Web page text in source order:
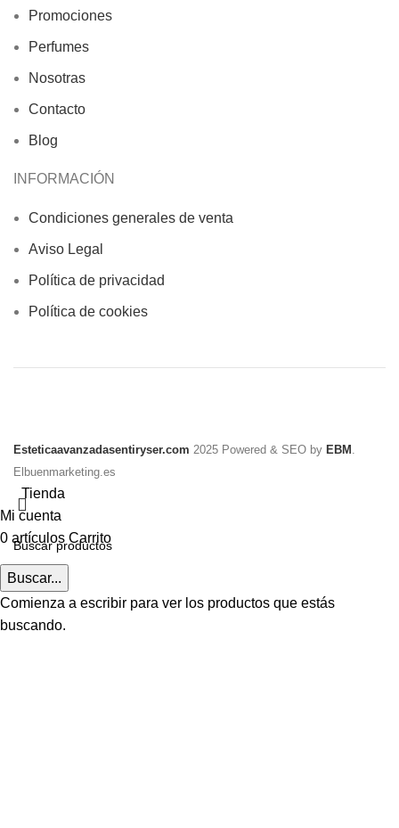
Promociones
Perfumes
Nosotras
Contacto
Blog
INFORMACIÓN
Condiciones generales de venta
Aviso Legal
Política de privacidad
Política de cookies
Esteticaavanzadasentiryser.com 2025 Powered & SEO by EBM .
Elbuenmarketing.es
Buscar...
Comienza a escribir para ver los productos que estás
buscando.
Tienda
Mi cuenta
0 artículos Carrito